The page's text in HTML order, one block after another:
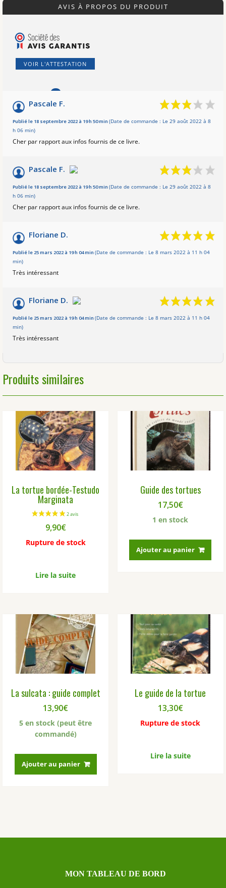
AVIS À PROPOS DU PRODUIT
VOIR L'ATTESTATION
8/10
Basé sur 4 avis
Pascale F.
Publié le 18 septembre 2022 à 19 h 50 min (Date de commande : Le 29 août 2022 à 8
h 06 min)
Cher par rapport aux infos fournis de ce livre.
Pascale F.
Publié le 18 septembre 2022 à 19 h 50 min (Date de commande : Le 29 août 2022 à 8
h 06 min)
Cher par rapport aux infos fournis de ce livre.
Floriane D.
Publié le 25 mars 2022 à 19 h 04 min (Date de commande : Le 8 mars 2022 à 11 h 04
min)
Très intéressant
Floriane D.
Publié le 25 mars 2022 à 19 h 04 min (Date de commande : Le 8 mars 2022 à 11 h 04
min)
Très intéressant
Produits similaires
La tortue bordée-Testudo
Marginata
9,90€
Rupture de stock
Lire la suite
Guide des tortues
17,50€
1 en stock
Ajouter au panier
La sulcata : guide complet
13,90€
5 en stock (peut être
commandé)
Ajouter au panier
Le guide de la tortue
13,30€
Rupture de stock
Lire la suite
MON TABLEAU DE BORD